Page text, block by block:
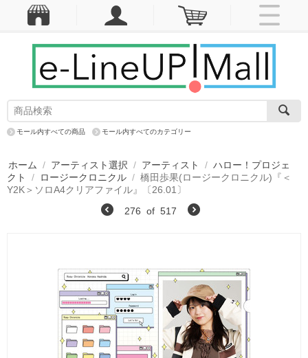
モール内すべての商品 モール内すべてのカテゴリー
ホーム / アーティスト選択 / アーティスト / ハロー！プロジェ
クト
/ ロージークロニクル / 橋田歩果(ロージークロニクル)『＜
Y2K＞ソロA4クリアファイル』〔26.01〕
276 of 517